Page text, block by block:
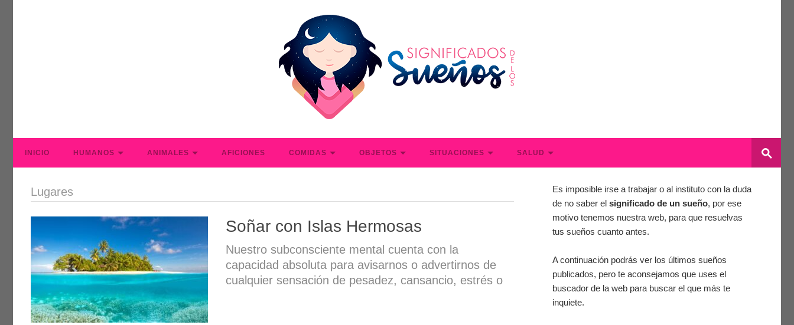
INICIO HUMANOS ANIMALES AFICIONES COMIDAS OBJETOS SITUACIONES SALUD
Lugares
Soñar con Islas Hermosas
Nuestro subconsciente mental cuenta con la
capacidad absoluta para avisarnos o advertirnos de
cualquier sensación de pesadez, cansancio, estrés o
Es imposible irse a trabajar o al instituto con la duda
de no saber el significado de un sueño, por ese
motivo tenemos nuestra web, para que resuelvas
tus sueños cuanto antes.
A continuación podrás ver los últimos sueños
publicados, pero te aconsejamos que uses el
buscador de la web para buscar el que más te
inquiete.